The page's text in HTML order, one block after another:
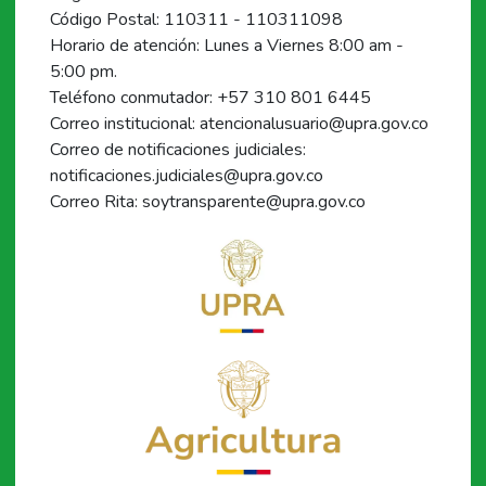
Código Postal: 110311 - 110311098
Horario de atención: Lunes a Viernes 8:00 am -
5:00 pm.
Teléfono conmutador: +57 310 801 6445
Correo institucional: atencionalusuario@upra.gov.co
Correo de notificaciones judiciales:
notificaciones.judiciales@upra.gov.co
Correo Rita: soytransparente@upra.gov.co